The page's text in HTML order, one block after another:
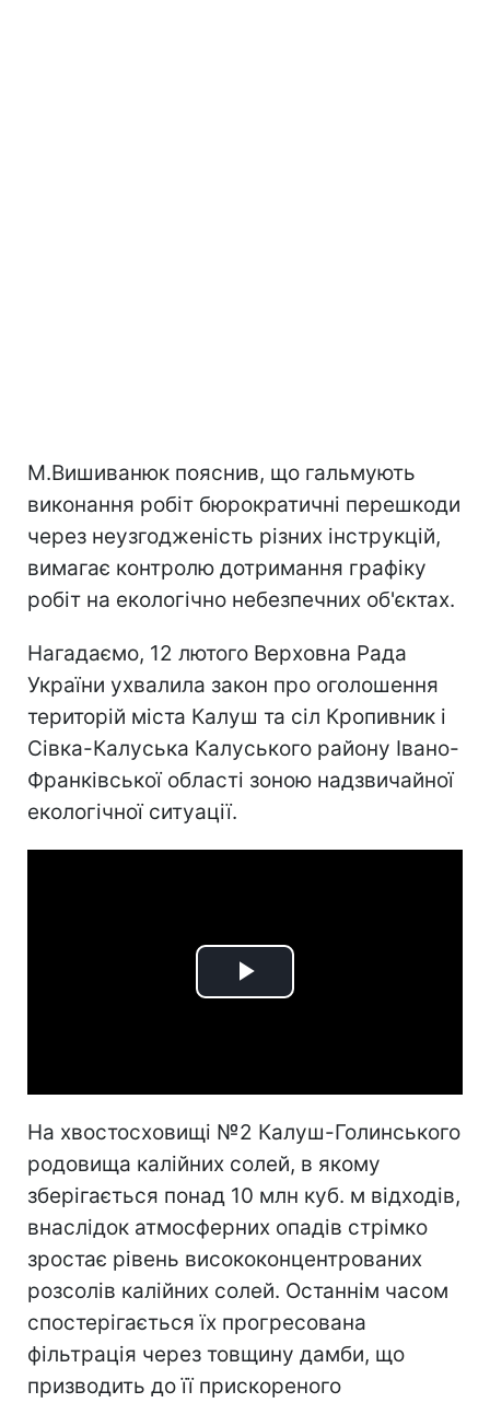
М.Вишиванюк пояснив, що гальмують
виконання робіт бюрократичні перешкоди
через неузгодженість різних інструкцій,
вимагає контролю дотримання графіку
робіт на екологічно небезпечних об'єктах.
Нагадаємо, 12 лютого Верховна Рада
України ухвалила закон про оголошення
територій міста Калуш та сіл Кропивник і
Сівка-Калуська Калуського району Івано-
Франківської області зоною надзвичайної
екологічної ситуації.
Play
На хвостосховищі №2 Калуш-Голинського
родовища калійних солей, в якому
зберігається понад 10 млн куб. м відходів,
внаслідок атмосферних опадів стрімко
зростає рівень висококонцентрованих
розсолів калійних солей. Останнім часом
спостерігається їх прогресована
фільтрація через товщину дамби, що
призводить до її прискореного